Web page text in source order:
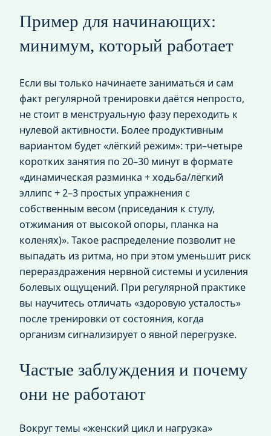
Пример для начинающих:
минимум, который работает
Если вы только начинаете заниматься и сам
факт регулярной тренировки даётся непросто,
не стоит в менструальную фазу переходить к
нулевой активности. Более продуктивным
вариантом будет «лёгкий режим»: три–четыре
коротких занятия по 20–30 минут в формате
«динамическая разминка + ходьба/лёгкий
эллипс + 2–3 простых упражнения с
собственным весом (приседания к стулу,
отжимания от высокой опоры, планка на
коленях)». Такое распределение позволит не
выпадать из ритма, но при этом уменьшит риск
перераздражения нервной системы и усиления
болевых ощущений. При регулярной практике
вы научитесь отличать «здоровую усталость»
после тренировки от состояния, когда
организм сигнализирует о явной перегрузке.
Частые заблуждения и почему
они не работают
Вокруг темы «женский цикл и нагрузка»